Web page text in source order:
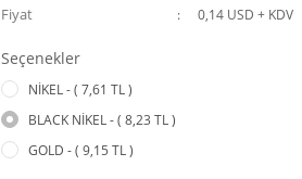
Fiyat 0,14 USD + KDV
Seçenekler
NİKEL - ( 7,61 TL )
BLACK NİKEL - ( 8,23 TL )
GOLD - ( 9,15 TL )